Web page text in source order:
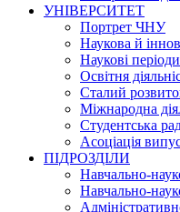
УНІВЕРСИТЕТ
Портрет ЧНУ
Наукова й
Наукові
Освітня
Сталий
Міжнародна
Студентська
Асоціація
ПІДРОЗДІЛИ
Навчально-
Навчально-